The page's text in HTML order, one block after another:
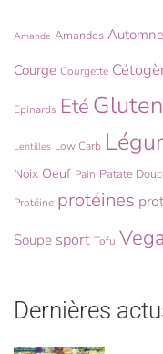
Amande Amandes Automne
Courge Courgette
Epinards Eté Gluten
Lentilles Low Carb
Noix Oeuf Pain Patate
Protéine protéines
Soupe sport Tofu
Dernières